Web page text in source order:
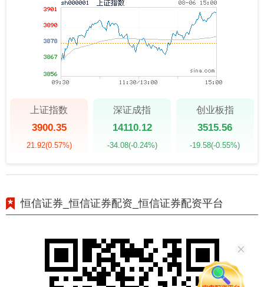
上证指数
3900.35
21.92(0.57%)
深证成指
14110.12
-34.08(-0.24%)
创业板指
3515.56
-19.58(-0.55%)
恒信证券_恒信证券配资_恒信证券配资平台